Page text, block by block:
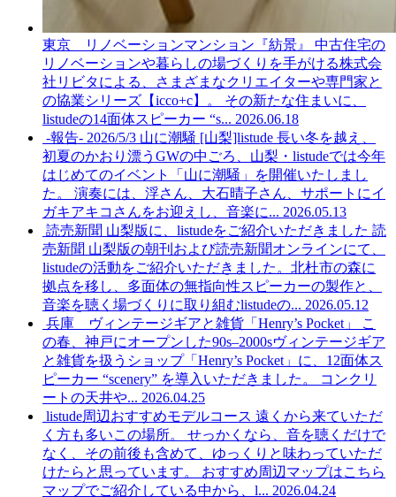
東京 リノベーションマンション『紡景』
中古住宅の
リノベーションや暮らしの場づくりを手がける株式会
社リビタによる、さまざまなクリエイターや専門家と
の協業シリーズ【icco+c】。 その新たな住まいに、
listudeの14面体スピーカー “s... 2026.06.18
-報告- 2026/5/3 山に潮騒 [山梨]listude 長い冬を越え、
初夏のかおり漂うGWの中ごろ、山梨・listudeでは今年
はじめてのイベント「山に潮騒」を開催いたしまし
た。 演奏には、浮さん、大石晴子さん、サポートにイ
ガキアキコさんをお迎えし、音楽に... 2026.05.13
読売新聞 山梨版に、listudeをご紹介いただきました 読
売新聞 山梨版の朝刊および読売新聞オンラインにて、
listudeの活動をご紹介いただきました。北杜市の森に
拠点を移し、多面体の無指向性スピーカーの製作と、
音楽を聴く場づくりに取り組むlistudeの... 2026.05.12
兵庫 ヴィンテージギアと雑貨「Henry’s Pocket」
こ
の春、神戸にオープンした90s–2000sヴィンテージギア
と雑貨を扱うショップ「Henry’s Pocket」に、12面体ス
ピーカー “scenery” を導入いただきました。 コンクリ
ートの天井や... 2026.04.25
listude周辺おすすめモデルコース 遠くから来ていただ
く方も多いこの場所。 せっかくなら、音を聴くだけで
なく、その前後も含めて、ゆっくりと味わっていただ
けたらと思っています。 おすすめ周辺マップはこちら
マップでご紹介している中から、l... 2026.04.24